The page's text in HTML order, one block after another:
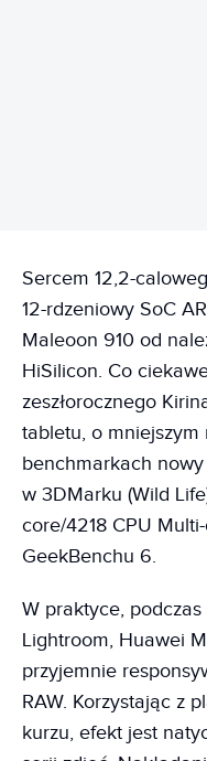
Sercem 12,2-
12-rdzeniowy SoC
Maleoon 910 od
HiSilicon. Co
zeszłorocznego
tabletu, o
benchmarkach nowy
w 3DMarku (Wild
core/4218 CPU
GeekBenchu 6.
W praktyce,
Lightroom, Huawei
przyjemnie
RAW. Korzystając z
kurzu, efekt jest